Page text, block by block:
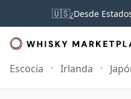
🇺🇸¿Desde
Escocia Irlanda